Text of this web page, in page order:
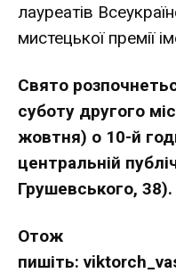
лауреатів
мистецької премії
Свято розпочн
суботу другого
жовтня) о 10-й
центральній
Грушевського, 38).
Отож
пишіть: viktorch